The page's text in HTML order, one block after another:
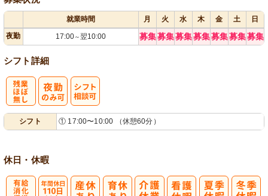
就業時間 月 火 水 木 金 土
日
夜勤
17:00～翌10:00 募集募集募集募集募集募集募集
シフト詳細
シフト ① 17:00〜10:00 （休憩60分）
休日・休暇